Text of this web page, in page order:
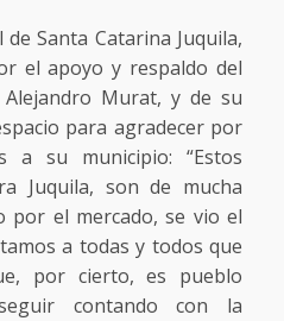
Santa Catarina Juquila,
el apoyo y respaldo del
Murat, y de su
para agradecer por
a su municipio: “Estos
Juquila, son de mucha
por el mercado, se vio el
a todas y todos que
por cierto, es pueblo
contando con la